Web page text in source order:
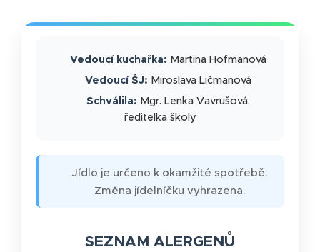
Vedoucí kuchařka: Martina Hofmanová
Vedoucí ŠJ: Miroslava Ličmanová
Schválila: Mgr. Lenka Vavrušová,
ředitelka školy
🍽️ Jídlo je určeno k okamžité spotřebě.
⚠️ Změna jídelníčku vyhrazena.
SEZNAM ALERGENŮ